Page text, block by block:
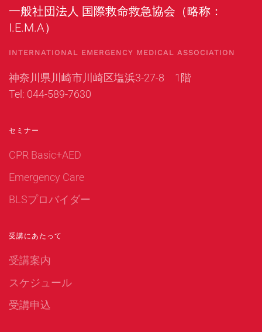
一般社団法人 国際救命救急協会（略称：
I.E.M.A）
INTERNATIONAL EMERGENCY MEDICAL ASSOCIATION
神奈川県川崎市川崎区塩浜3-27-8 1階
Tel: 044-589-7630
セミナー
CPR Basic+AED
Emergency Care
BLSプロバイダー
受講にあたって
受講案内
スケジュール
受講申込